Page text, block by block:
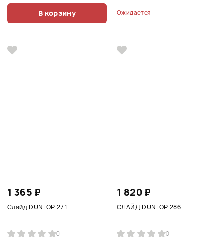
В корзину Ожидается
1 365 ₽
Слайд DUNLOP 271
0
1 820 ₽
СЛАЙД DUNLOP 286
0